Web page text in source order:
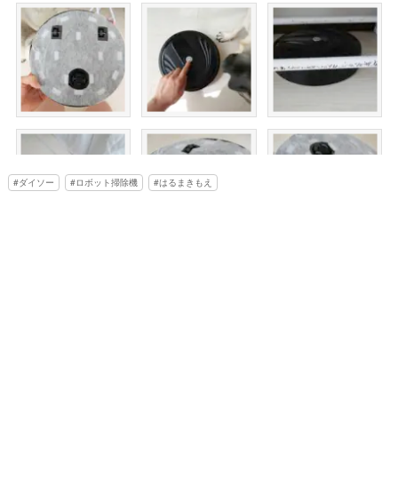
ダイソー ロボット掃除機 はるまきもえ